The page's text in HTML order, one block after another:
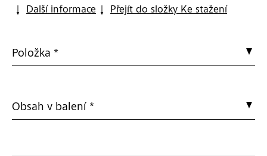
Další informace
Přejít do složky Ke stažení
Položka *
Obsah v balení *